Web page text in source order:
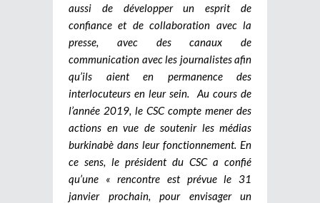
aussi de développer un esprit de
confiance et de collaboration avec la
presse, avec des canaux de
communication avec les journalistes afin
qu’ils aient en permanence des
interlocuteurs en leur sein. Au cours de
l’année 2019, le CSC compte mener des
actions en vue de soutenir les médias
burkinabè dans leur fonctionnement. En
ce sens, le président du CSC a confié
qu’une « rencontre est prévue le 31
janvier prochain, pour envisager un